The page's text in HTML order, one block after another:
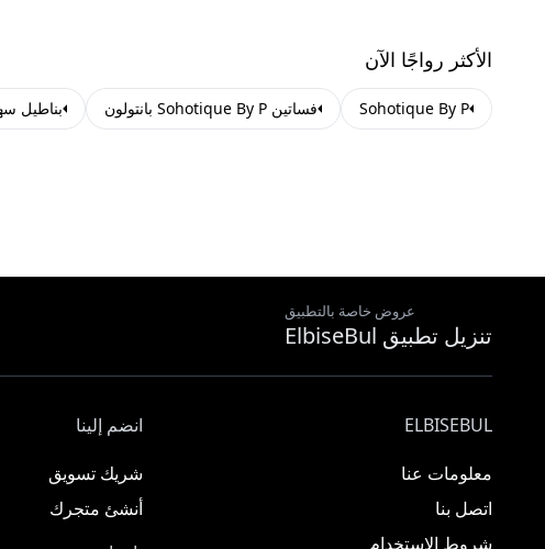
الأكثر رواجًا الآن
Sohotique By P فساتين Sohotique By P بانتولون بناطيل
عروض خاصة بالتطبيق
تنزيل تطبيق ElbiseBul
ELBISEBUL
معلومات عنا
اتصل بنا
شروط الاستخدام
انضم إلينا
شريك تسويق
أنشئ متجرك